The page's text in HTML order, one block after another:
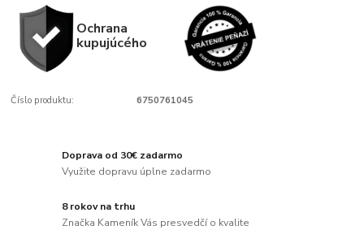
Ochrana
kupujúcého
Číslo produktu: 6750761045
Doprava od 30€ zadarmo
Využite dopravu úplne zadarmo
8 rokov na trhu
Značka Kameník Vás presvedčí o kvalite